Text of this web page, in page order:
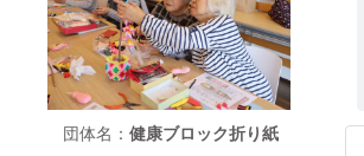
団体名：健康ブロック折り紙